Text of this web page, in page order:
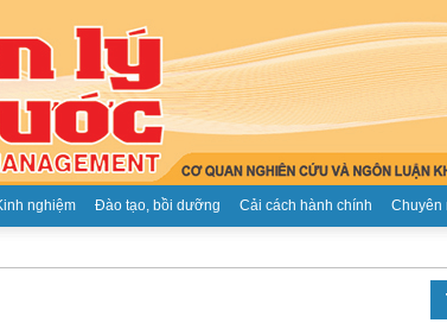
nghiệm Đào tạo, bồi dưỡng Cải cách hành chính Chuyên